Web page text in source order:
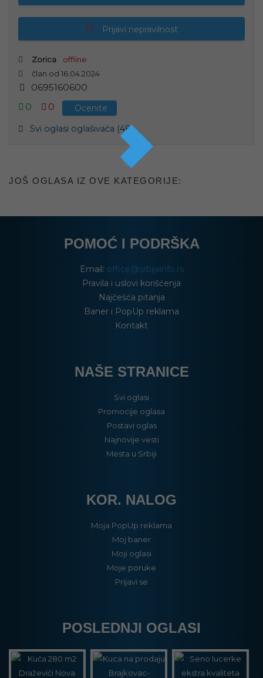
Prijavi nepravilnost
Zorica
offline
član od 16.04.2024
0695160600
0
0
Ocenite
Svi oglasi oglašivača (48)
JOŠ OGLASA IZ OVE KATEGORIJE:
POMOĆ I PODRŠKA
Email: office@srbijainfo.rs
Pravila i uslovi korišćenja
Najčešća pitanja
Baner i PopUp reklama
Kontakt
NAŠE STRANICE
Svi oglasi
Promocije oglasa
Postavi oglas
Najnovije vesti
Mesta u Srbiji
KOR. NALOG
Moja PopUp reklama
Moj baner
Moji oglasi
Moje poruke
Prijavi se
POSLEDNJI OGLASI